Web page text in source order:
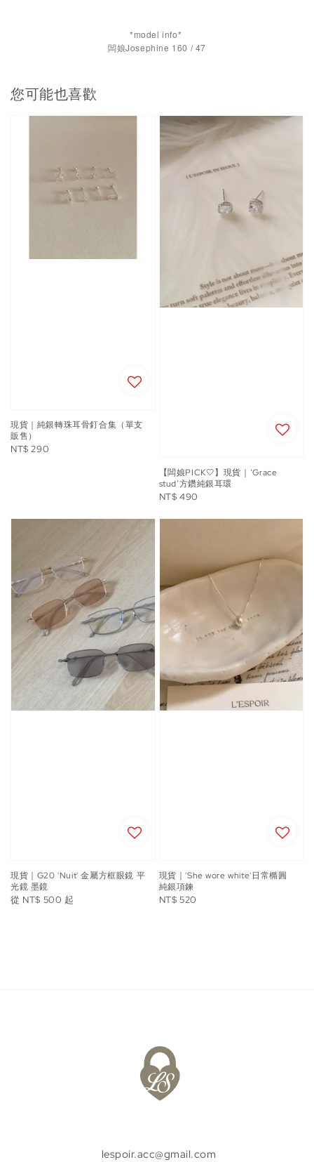
*model info*
闆娘Josephine 160 / 47
您可能也喜歡
現貨｜純銀轉珠耳骨釘合集（單支
販售）
Regular
NT$ 290
【闆娘PICK🤍】現貨｜‘Grace
stud’方鑽純銀耳環
Regular
NT$ 490
現貨｜G20 'Nuit' 金屬方框眼鏡 平
光鏡 墨鏡
Regular
從 NT$ 500 起
現貨｜'She wore white'日常橢圓
純銀項鍊
Regular
NT$ 520
lespoir.acc@gmail.com